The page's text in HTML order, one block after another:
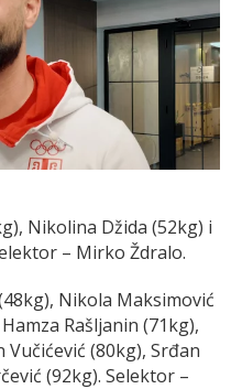
Nikolina Džida (52kg) i
– Mirko Ždralo.
Nikola Maksimović
Rašljanin (71kg),
(80kg), Srđan
(92kg). Selektor –